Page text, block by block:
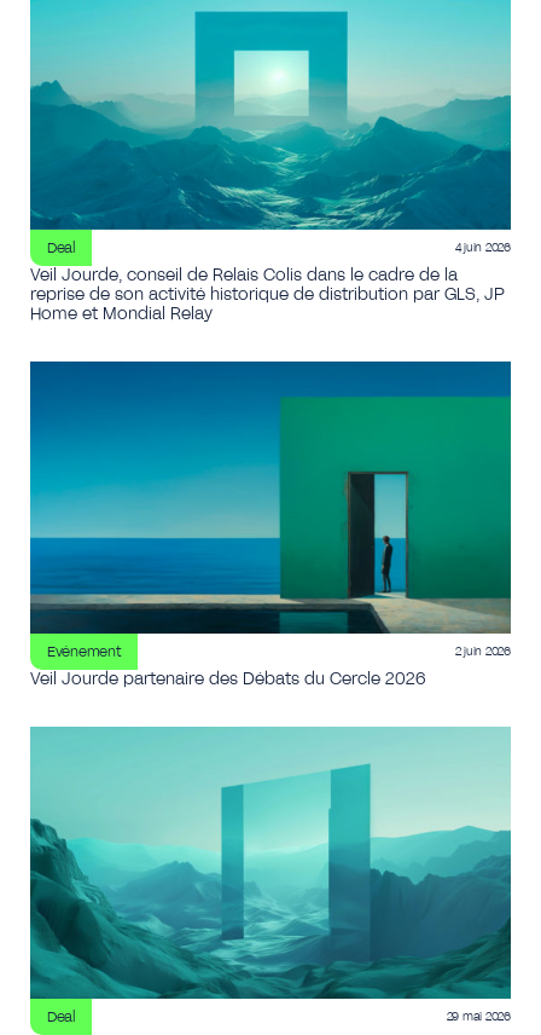
Deal 4 juin 2026
Veil Jourde, conseil de Relais Colis dans le cadre de la
reprise de son activité historique de distribution par GLS, JP
Home et Mondial Relay
Evénement 2 juin 2026
Veil Jourde partenaire des Débats du Cercle 2026
Deal 29 mai 2026